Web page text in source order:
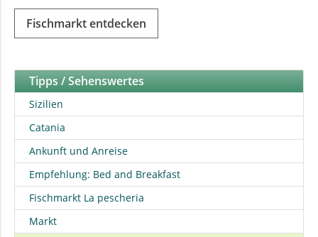
Fischmarkt entdecken
Tipps / Sehenswertes
Sizilien
Catania
Ankunft und Anreise
Empfehlung: Bed and Breakfast
Fischmarkt La pescheria
Markt